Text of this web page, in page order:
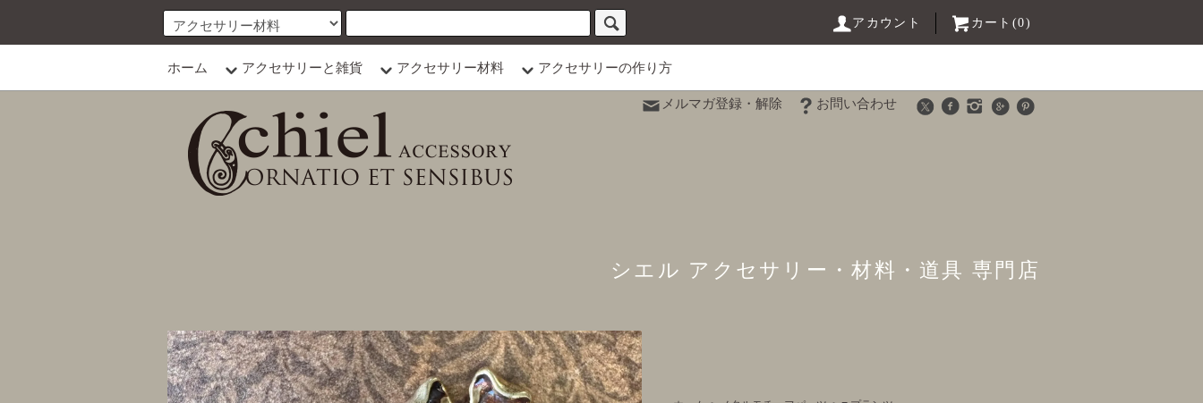
アカウント カート(0)
ホーム アクセサリーと雑貨 アクセサリー材料 アクセサリーの作り方
メルマガ登録・解除 お問い合わせ
シエル アクセサリー・材料・道具 専門店